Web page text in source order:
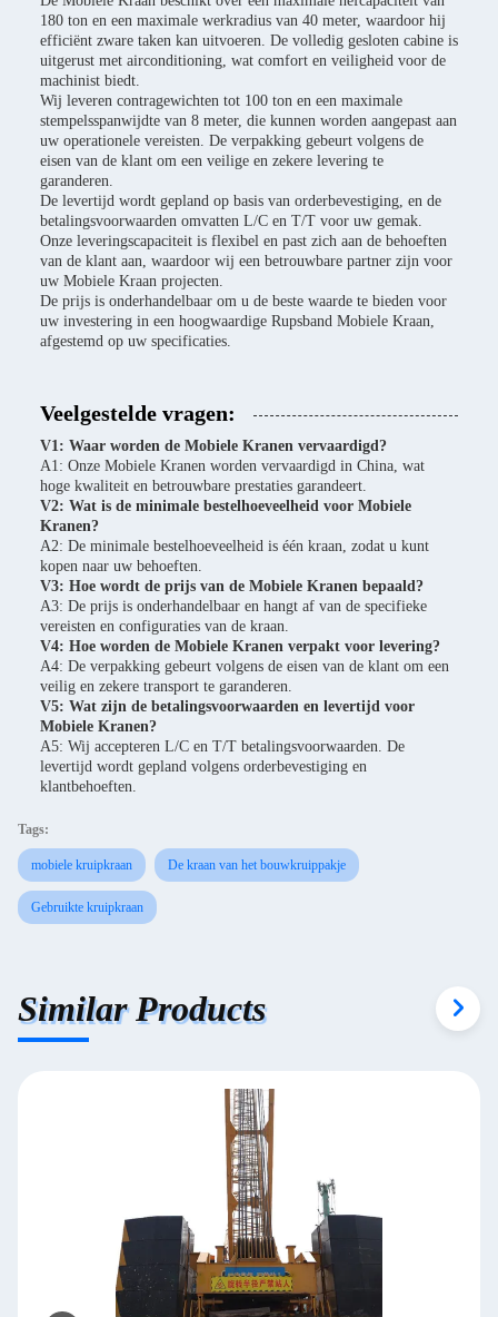
180 ton en een maximale werkradius van 40 meter, waardoor hij
efficiënt zware taken kan uitvoeren. De volledig gesloten cabine is
uitgerust met airconditioning, wat comfort en veiligheid voor de
machinist biedt.
Wij leveren contragewichten tot 100 ton en een maximale
stempelsspanwijdte van 8 meter, die kunnen worden aangepast aan
uw operationele vereisten. De verpakking gebeurt volgens de
eisen van de klant om een veilige en zekere levering te
garanderen.
De levertijd wordt gepland op basis van orderbevestiging, en de
betalingsvoorwaarden omvatten L/C en T/T voor uw gemak.
Onze leveringscapaciteit is flexibel en past zich aan de behoeften
van de klant aan, waardoor wij een betrouwbare partner zijn voor
uw Mobiele Kraan projecten.
De prijs is onderhandelbaar om u de beste waarde te bieden voor
uw investering in een hoogwaardige Rupsband Mobiele Kraan,
afgestemd op uw specificaties.
Veelgestelde vragen:
V1: Waar worden de Mobiele Kranen vervaardigd?
A1: Onze Mobiele Kranen worden vervaardigd in China, wat
hoge kwaliteit en betrouwbare prestaties garandeert.
V2: Wat is de minimale bestelhoeveelheid voor Mobiele
Kranen?
A2: De minimale bestelhoeveelheid is één kraan, zodat u kunt
kopen naar uw behoeften.
V3: Hoe wordt de prijs van de Mobiele Kranen bepaald?
A3: De prijs is onderhandelbaar en hangt af van de specifieke
vereisten en configuraties van de kraan.
V4: Hoe worden de Mobiele Kranen verpakt voor levering?
A4: De verpakking gebeurt volgens de eisen van de klant om een
veilig en zekere transport te garanderen.
V5: Wat zijn de betalingsvoorwaarden en levertijd voor
Mobiele Kranen?
A5: Wij accepteren L/C en T/T betalingsvoorwaarden. De
levertijd wordt gepland volgens orderbevestiging en
klantbehoeften.
Tags:
mobiele kruipkraan De kraan van het bouwkruippakje
Gebruikte kruipkraan
Similar Products